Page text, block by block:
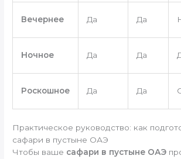
Вечернее Да Да
Ночное Да Да
Роскошное Да Да
Практическое руководство: как
сафари в пустыне ОАЭ
Чтобы ваше сафари в пустыне ОАЭ